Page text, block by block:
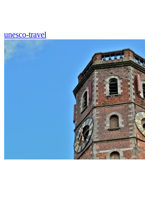
unesco-travel